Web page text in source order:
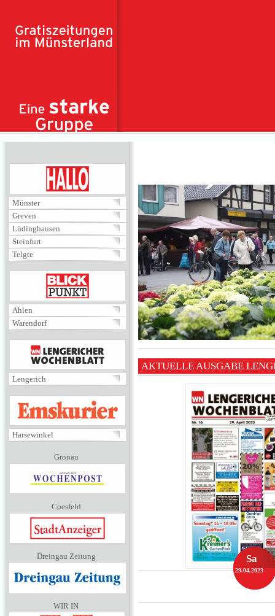
Münster
Greven
Lüdinghausen
Steinfurt
Telgte
BLICKPUNKT
Ahlen
Warendorf
MENÜ
Lengerich
EMSKURIER
Harsewinkel
Gronau
Coesfeld
Dreingau Zeitung
WIR IN
AKTUELLE AUSGABE
Sa
29.04.2023